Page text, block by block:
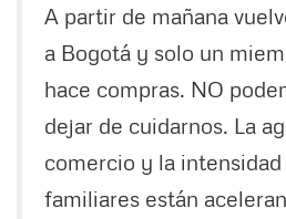
A partir de mañana
a Bogotá y solo un
hace compras. NO
dejar de cuidarnos. La
comercio y la
familiares están